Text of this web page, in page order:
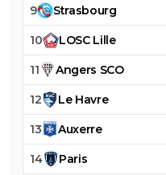
9 Strasbourg
10 LOSC Lille
11 Angers SCO
12 Le Havre
13 Auxerre
14 Paris